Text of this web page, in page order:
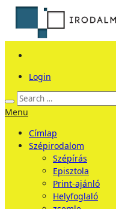
Login
Menu
Címlap
Szépirodalom
Szépírás
Episztola
Print-ajánló
Helyfoglaló